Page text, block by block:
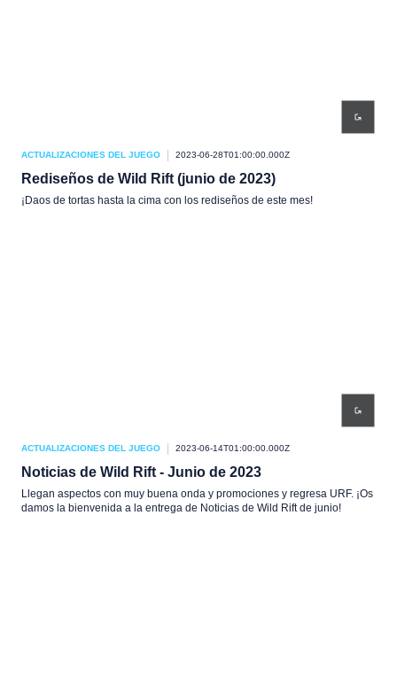
ACTUALIZACIONES DEL JUEGO 2023-06-28T01:00:00.000Z
Rediseños de Wild Rift (junio de 2023)
¡Daos de tortas hasta la cima con los rediseños de este mes!
ACTUALIZACIONES DEL JUEGO 2023-06-14T01:00:00.000Z
Noticias de Wild Rift - Junio de 2023
Llegan aspectos con muy buena onda y promociones y regresa URF. ¡Os
damos la bienvenida a la entrega de Noticias de Wild Rift de junio!